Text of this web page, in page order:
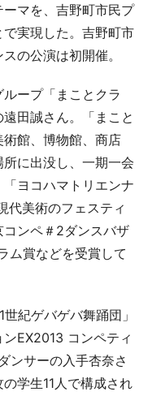
マを、吉野町市民プ
実現した。吉野町市
の公演は初開催。
ープ「まことクラ
田誠さん。「まこと
館、博物館、商店
に出没し、一期一会
ヨコハマトリエンナ
代美術のフェスティ
ンペ＃2ダンスバザ
ム賞などを受賞して
紀ゲバゲバ舞踊団」
EX2013 コンペティ
ンサーの入手杏奈さ
学生11人で構成され